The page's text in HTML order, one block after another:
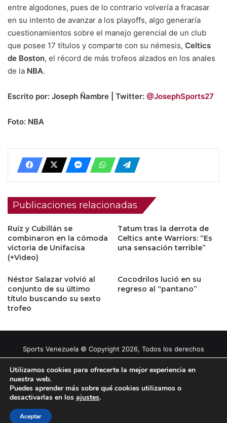
entre algodones, pues de lo contrario volvería a fracasar
en su intento de avanzar a los playoffs, algo generaría
cuestionamientos sobre el manejo gerencial de un club
que posee 17 títulos y comparte con su némesis, Celtics
de Boston, el récord de más trofeos alzados en los anales
de la NBA.
Escrito por: Joseph Ñambre | Twitter: @JosephSports27
Foto: NBA
Publicaciones relacionadas
Ruíz y Cubillán se
combinaron en la cómoda
victoria de Unifacisa
(+Video)
Tatum tras la derrota de
Celtics ante Warriors: “Es
una sensación terrible”
Néstor Salazar volvió al
conjunto de su último
título buscando su sexto
trofeo
Cocodrilos lució en su
regreso al “pantano”
Sports Venezuela © Copyright 2026, Todos los derechos
Facebook
X YouTubeInstagram
Utilizamos cookies para ofrecerte la mejor experiencia en
nuestra web.
Puedes aprender más sobre qué cookies utilizamos o
desactivarlas en los ajustes.
Aceptar